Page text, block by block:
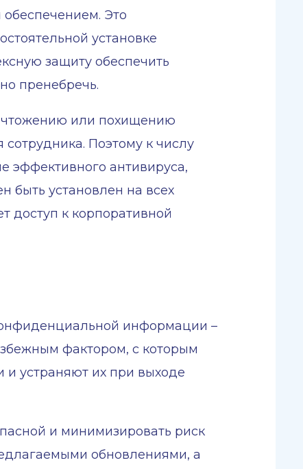
Это
установке
защиту обеспечить
пренебречь.
или похищению
Поэтому к числу
эффективного антивируса,
быть установлен на всех
доступ к корпоративной
информации –
фактором, с которым
и устраняют их при выходе
и минимизировать риск
обновлениями, а